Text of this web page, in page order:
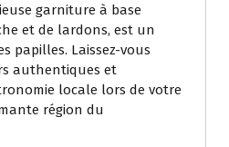
garniture à base
et de lardons, est un
papilles. Laissez-vous
authentiques et
locale lors de votre
région du